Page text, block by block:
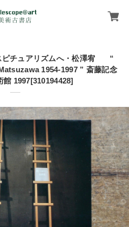
ピチュアリズムへ・松澤宥 “
1954-1997 ” 斎藤記念
館 1997[310194428]